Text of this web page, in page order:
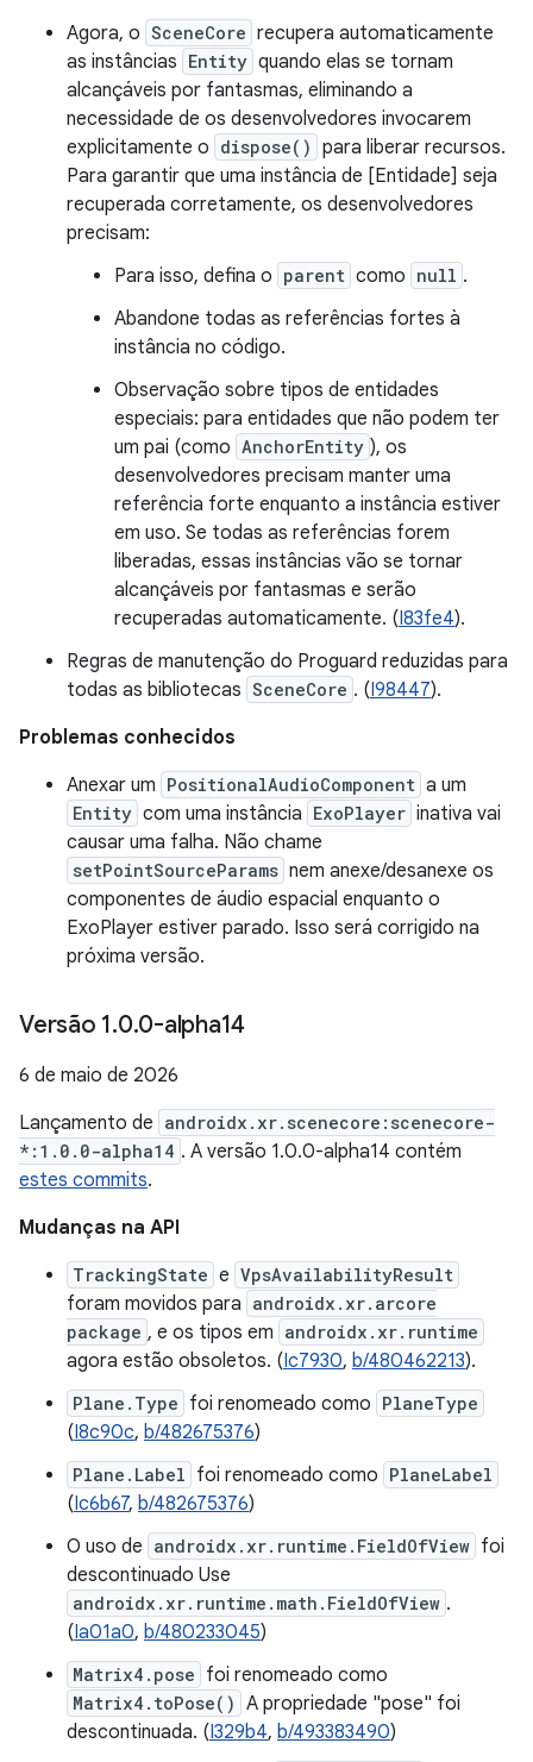
Agora, o SceneCore recupera automaticamente
as instâncias Entity quando elas se tornam
alcançáveis por fantasmas, eliminando a
necessidade de os desenvolvedores invocarem
explicitamente o dispose() para liberar recursos.
Para garantir que uma instância de [Entidade] seja
recuperada corretamente, os desenvolvedores
precisam:
Para isso, defina o parent como null .
Abandone todas as referências fortes à
instância no código.
Observação sobre tipos de entidades
especiais: para entidades que não podem ter
um pai (como AnchorEntity ), os
desenvolvedores precisam manter uma
referência forte enquanto a instância estiver
em uso. Se todas as referências forem
liberadas, essas instâncias vão se tornar
alcançáveis por fantasmas e serão
recuperadas automaticamente. (I83fe4).
Regras de manutenção do Proguard reduzidas para
todas as bibliotecas SceneCore . (I98447).
Problemas conhecidos
Anexar um PositionalAudioComponent a um
Entity com uma instância ExoPlayer inativa vai
causar uma falha. Não chame
setPointSourceParams nem anexe/desanexe os
componentes de áudio espacial enquanto o
ExoPlayer estiver parado. Isso será corrigido na
próxima versão.
Versão 1.0.0-alpha14
6 de maio de 2026
Lançamento de androidx.xr.scenecore:scenecore-
*:1.0.0-alpha14 . A versão 1.0.0-alpha14 contém
estes commits.
Mudanças na API
TrackingState e VpsAvailabilityResult
foram movidos para androidx.xr.arcore
package , e os tipos em androidx.xr.runtime
agora estão obsoletos. (Ic7930, b/480462213).
Plane.Type foi renomeado como PlaneType
(I8c90c, b/482675376)
Plane.Label foi renomeado como PlaneLabel
(Ic6b67, b/482675376)
O uso de androidx.xr.runtime.FieldOfView foi
descontinuado Use
androidx.xr.runtime.math.FieldOfView .
(Ia01a0, b/480233045)
Matrix4.pose foi renomeado como
Matrix4.toPose() A propriedade "pose" foi
descontinuada. (I329b4, b/493383490)